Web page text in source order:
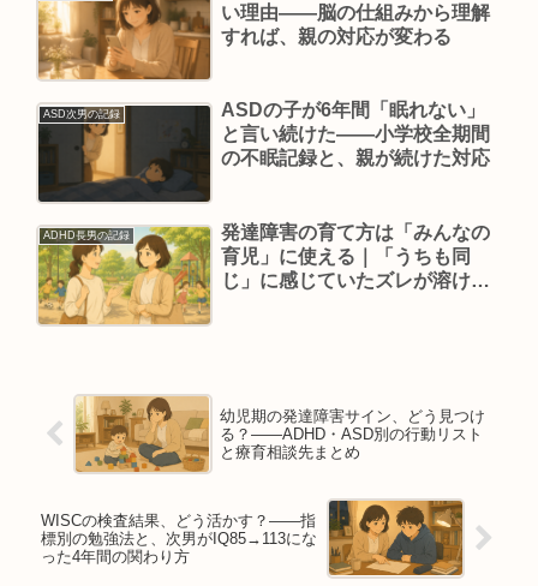
い理由——脳の仕組みから理解
すれば、親の対応が変わる
ASD次男の記録
ASDの子が6年間「眠れない」
と言い続けた——小学校全期間
の不眠記録と、親が続けた対応
ADHD長男の記録
発達障害の育て方は「みんなの
育児」に使える｜「うちも同
じ」に感じていたズレが溶けた
幼児期の発達障害サイン、どう見つけ
る？——ADHD・ASD別の行動リスト
と療育相談先まとめ
WISCの検査結果、どう活かす？——指
標別の勉強法と、次男がIQ85→113にな
った4年間の関わり方